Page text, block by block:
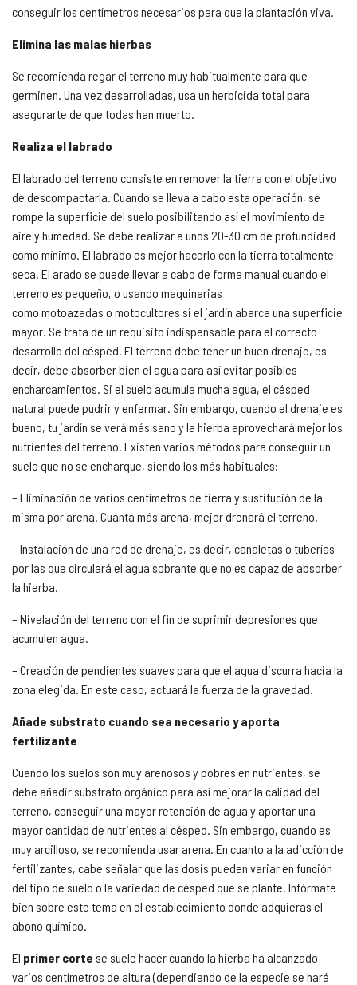
conseguir los centímetros necesarios para que la plantación viva.
Elimina las malas hierbas
Se recomienda regar el terreno muy habitualmente para que
germinen. Una vez desarrolladas, usa un herbicida total para
asegurarte de que todas han muerto.
Realiza el labrado
El labrado del terreno consiste en remover la tierra con el objetivo
de descompactarla. Cuando se lleva a cabo esta operación, se
rompe la superficie del suelo posibilitando así el movimiento de
aire y humedad. Se debe realizar a unos 20-30 cm de profundidad
como mínimo. El labrado es mejor hacerlo con la tierra totalmente
seca. El arado se puede llevar a cabo de forma manual cuando el
terreno es pequeño, o usando maquinarias
como motoazadas o motocultores si el jardín abarca una superficie
mayor. Se trata de un requisito indispensable para el correcto
desarrollo del césped. El terreno debe tener un buen drenaje, es
decir, debe absorber bien el agua para así evitar posibles
encharcamientos. Si el suelo acumula mucha agua, el césped
natural puede pudrir y enfermar. Sin embargo, cuando el drenaje es
bueno, tu jardín se verá más sano y la hierba aprovechará mejor los
nutrientes del terreno. Existen varios métodos para conseguir un
suelo que no se encharque, siendo los más habituales:
– Eliminación de varios centímetros de tierra y sustitución de la
misma por arena. Cuanta más arena, mejor drenará el terreno.
– Instalación de una red de drenaje, es decir, canaletas o tuberías
por las que circulará el agua sobrante que no es capaz de absorber
la hierba.
– Nivelación del terreno con el fin de suprimir depresiones que
acumulen agua.
– Creación de pendientes suaves para que el agua discurra hacia la
zona elegida. En este caso, actuará la fuerza de la gravedad.
Añade substrato cuando sea necesario y aporta
fertilizante
Cuando los suelos son muy arenosos y pobres en nutrientes, se
debe añadir substrato orgánico para así mejorar la calidad del
terreno, conseguir una mayor retención de agua y aportar una
mayor cantidad de nutrientes al césped. Sin embargo, cuando es
muy arcilloso, se recomienda usar arena. En cuanto a la adicción de
fertilizantes, cabe señalar que las dosis pueden variar en función
del tipo de suelo o la variedad de césped que se plante. Infórmate
bien sobre este tema en el establecimiento donde adquieras el
abono químico.
El primer corte se suele hacer cuando la hierba ha alcanzado
varios centímetros de altura (dependiendo de la especie se hará